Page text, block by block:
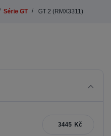
Série GT GT 2 (RMX3311)
Kč